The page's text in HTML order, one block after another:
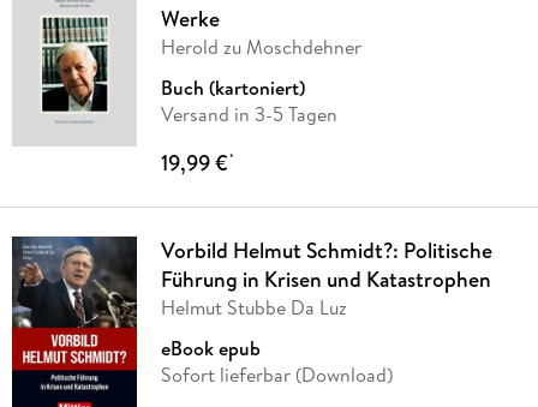
Werke
Herold zu Moschdehner
Buch (kartoniert)
Versand in 3-5 Tagen
19,99 €*
Vorbild Helmut Schmidt?: Politische
Führung in Krisen und Katastrophen
Helmut Stubbe Da Luz
eBook epub
Sofort lieferbar (Download)